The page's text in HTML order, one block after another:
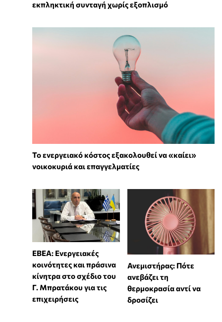
εκπληκτική συνταγή χωρίς εξοπλισμό
Το ενεργειακό κόστος εξακολουθεί να «καίει»
νοικοκυριά και επαγγελματίες
ΕΒΕΑ: Ενεργειακές
κοινότητες και πράσινα
κίνητρα στο σχέδιο του
Γ. Μπρατάκου για τις
επιχειρήσεις
Ανεμιστήρας: Πότε
ανεβάζει τη
θερμοκρασία αντί να
δροσίζει